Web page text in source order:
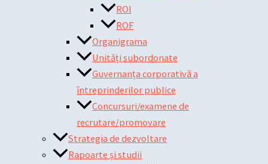
ROI
ROF
Organigrama
Unități subordonate
Guvernanța corporativă a
întreprinderilor publice
Concursuri/examene de
recrutare/promovare
Strategia de dezvoltare
Rapoarte și studii